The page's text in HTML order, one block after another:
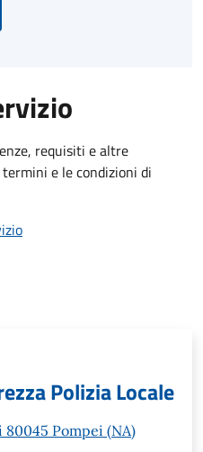
requisiti e altre
e le condizioni di
Polizia Locale
Pompei (NA)